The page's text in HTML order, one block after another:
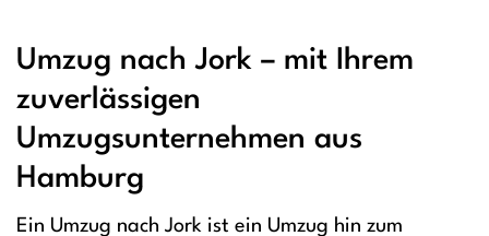
Umzug nach Jork – mit Ihrem
zuverlässigen
Umzugsunternehmen aus
Hamburg
Ein Umzug nach Jork ist ein Umzug hin zum